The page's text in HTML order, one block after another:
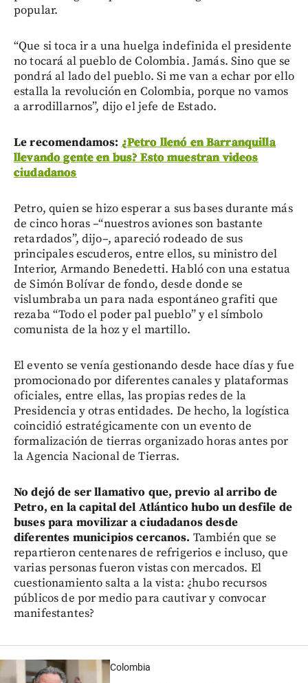
popular.
“Que si toca ir a una huelga indefinida el presidente
no tocará al pueblo de Colombia. Jamás. Sino que se
pondrá al lado del pueblo. Si me van a echar por ello
estalla la revolución en Colombia, porque no vamos
a arrodillarnos”, dijo el jefe de Estado.
Le recomendamos: ¿Petro llenó en Barranquilla
llevando gente en bus? Esto muestran videos
ciudadanos
Petro, quien se hizo esperar a sus bases durante más
de cinco horas –“nuestros aviones son bastante
retardados”, dijo–, apareció rodeado de sus
principales escuderos, entre ellos, su ministro del
Interior, Armando Benedetti. Habló con una estatua
de Simón Bolívar de fondo, desde donde se
vislumbraba un para nada espontáneo grafiti que
rezaba “Todo el poder pal pueblo” y el símbolo
comunista de la hoz y el martillo.
El evento se venía gestionando desde hace días y fue
promocionado por diferentes canales y plataformas
oficiales, entre ellas, las propias redes de la
Presidencia y otras entidades. De hecho, la logística
coincidió estratégicamente con un evento de
formalización de tierras organizado horas antes por
la Agencia Nacional de Tierras.
No dejó de ser llamativo que, previo al arribo de
Petro, en la capital del Atlántico hubo un desfile de
buses para movilizar a ciudadanos desde
diferentes municipios cercanos. También que se
repartieron centenares de refrigerios e incluso, que
varias personas fueron vistas con mercados. El
cuestionamiento salta a la vista: ¿hubo recursos
públicos de por medio para cautivar y convocar
manifestantes?
Colombia